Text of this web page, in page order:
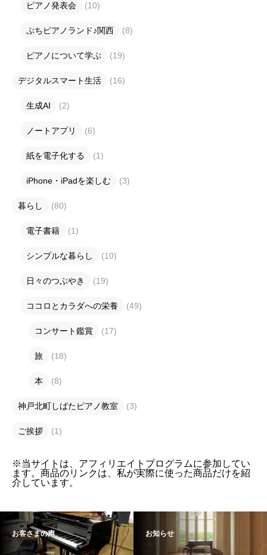
ピアノ発表会 (10)
ぷちピアノランド♪関西 (8)
ピアノについて学ぶ (19)
デジタルスマート生活 (16)
生成AI (2)
ノートアプリ (6)
紙を電子化する (1)
iPhone・iPadを楽しむ (3)
暮らし (80)
電子書籍 (1)
シンプルな暮らし (10)
日々のつぶやき (19)
ココロとカラダへの栄養 (49)
コンサート鑑賞 (17)
旅 (18)
本 (8)
神戸北町しばたピアノ教室 (3)
ご挨拶 (1)
※当サイトは、アフィリエイトプログラムに参加してい
ます。商品のリンクは、私が実際に使った商品だけを紹
介しています。
お客さまの声 お知らせ